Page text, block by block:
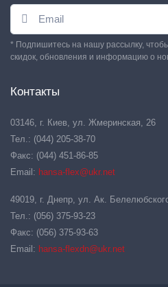
* Подпишитесь на нашу рассылку,
скидок, обновления и информацию о
Контакты
03146, г. Киев, ул. Жмеринская, 26
Тел.: (044) 205-38-70
Факс: (044) 451-86-85
Email: hansa-flex@ukr.net
49019, г. Днепр, ул. Ак.
Тел.: (056) 375-93-23
Факс: (056) 375-93-63
Email: hansa-flexdn@ukr.net